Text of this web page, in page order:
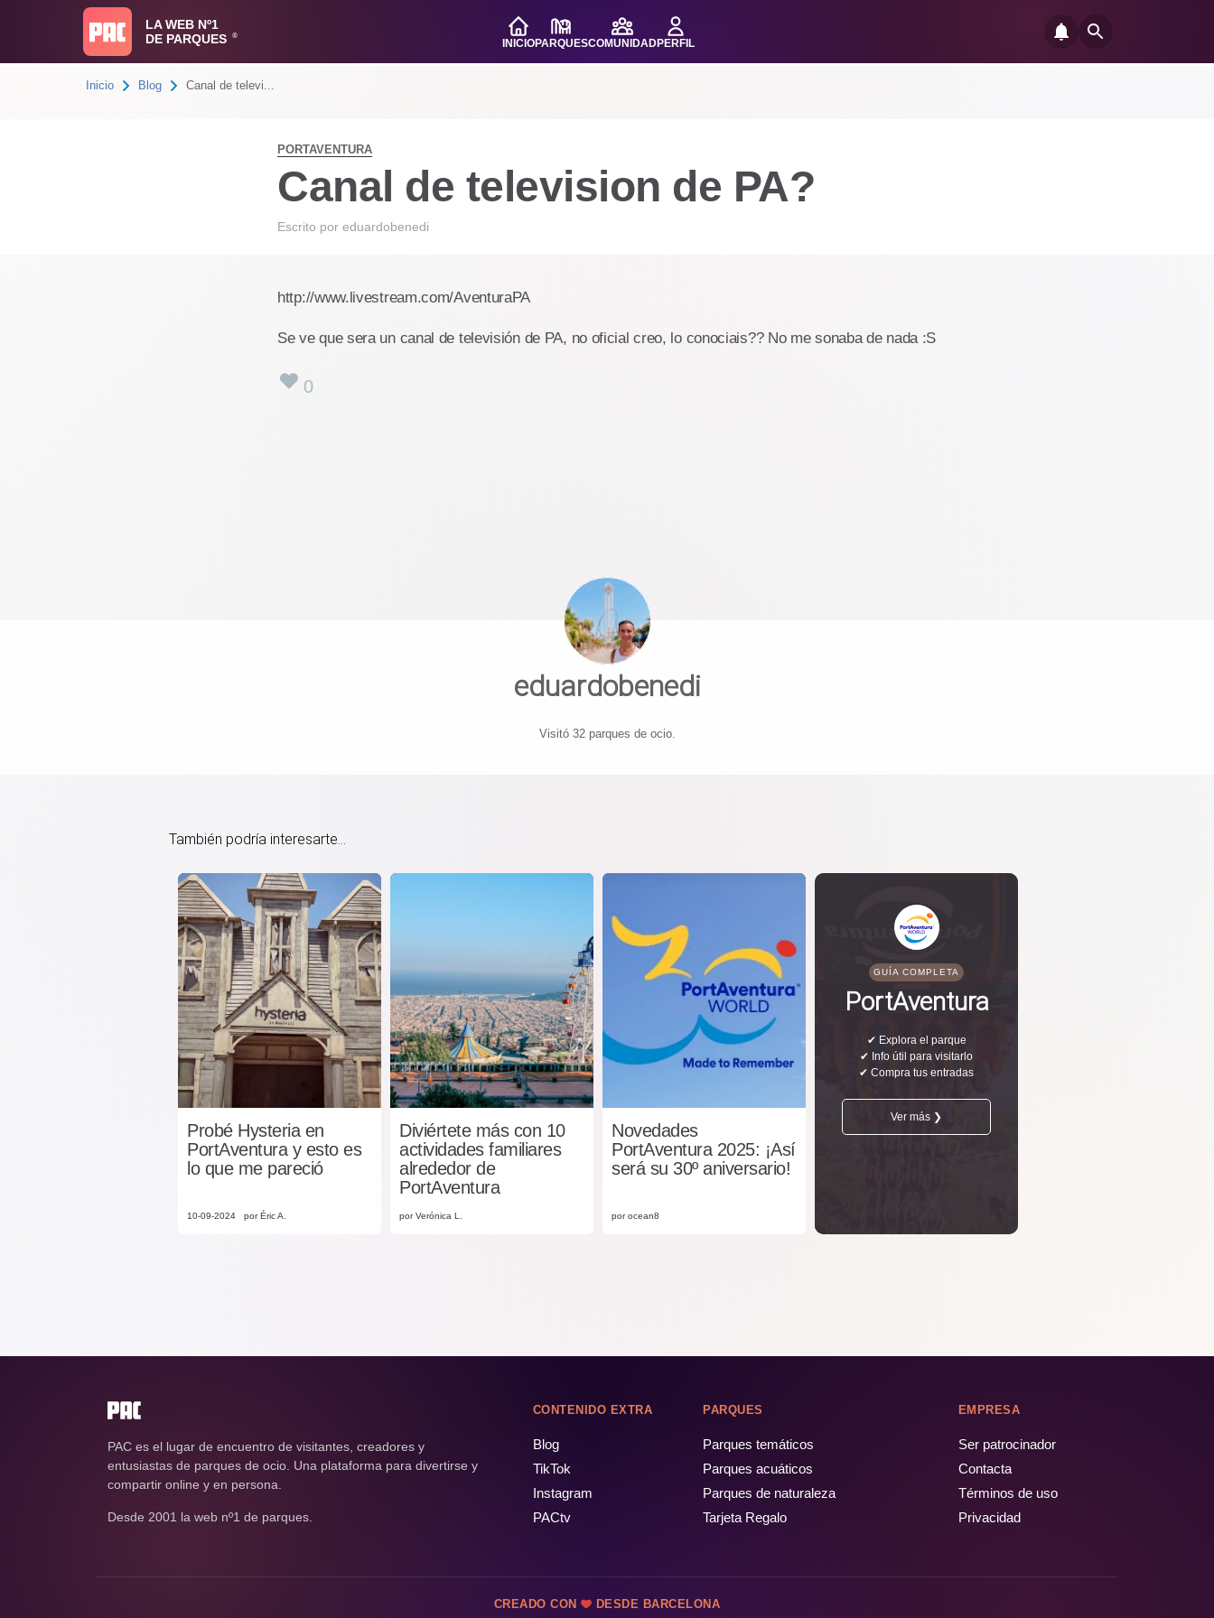
LA WEB Nº1
DE PARQUES
®
INICIOPARQUESCOMUNIDADPERFIL
Inicio Blog Canal de televi...
PORTAVENTURA
Canal de television de PA?
Escrito por eduardobenedi
http://www.livestream.com/AventuraPA
Se ve que sera un canal de televisión de PA, no oficial creo, lo conociais?? No me sonaba de nada :S
0
eduardobenedi
Visitó 32 parques de ocio.
También podría interesarte...
Probé Hysteria en
PortAventura y esto es
lo que me pareció
10-09-2024 por Éric A.
Diviértete más con 10
actividades familiares
alrededor de
PortAventura
por Verónica L.
Novedades
PortAventura 2025: ¡Así
será su 30º aniversario!
por ocean8
GUÍA COMPLETA
PortAventura
✔ Explora el parque
✔ Info útil para visitarlo
✔ Compra tus entradas
Ver más ❯
PAC es el lugar de encuentro de visitantes, creadores y
entusiastas de parques de ocio. Una plataforma para divertirse y
compartir online y en persona.
Desde 2001 la web nº1 de parques.
CONTENIDO EXTRA
Blog
TikTok
Instagram
PACtv
PARQUES
Parques temáticos
Parques acuáticos
Parques de naturaleza
Tarjeta Regalo
EMPRESA
Ser patrocinador
Contacta
Términos de uso
Privacidad
CREADO CON DESDE BARCELONA